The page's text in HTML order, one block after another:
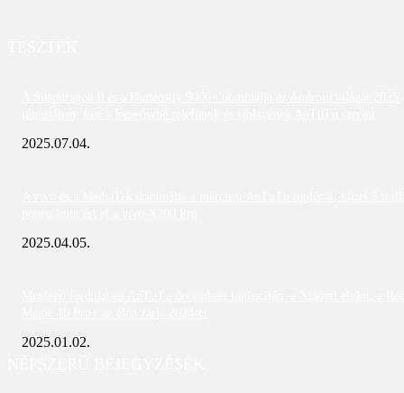
2025.07.04.
2025.04.05.
2025.01.02.